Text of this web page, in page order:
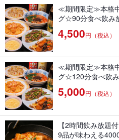
≪期間限定≫本格
グ☆90分食べ飲み
4,500円（税込）
≪期間限定≫本格
グ☆120分食べ飲
5,000円（税込）
【2時間飲み放題
9品が味わえる